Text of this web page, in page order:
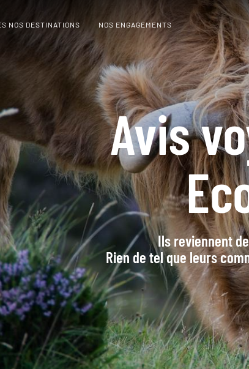
NOS DESTINATIONS NOS ENGAGEMENTS
Avis
Ils reviennent
Rien de tel que leurs